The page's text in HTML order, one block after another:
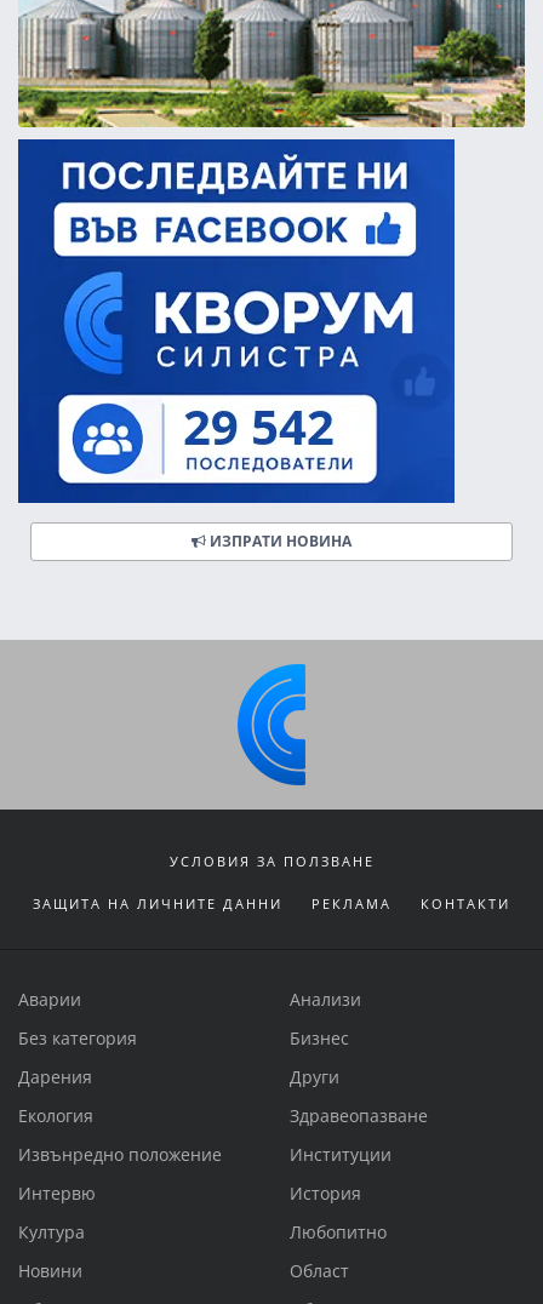
ИЗПРАТИ НОВИНА
УСЛОВИЯ ЗА ПОЛЗВАНЕ
ЗАЩИТА НА ЛИЧНИТЕ ДАННИ РЕКЛАМА КОНТАКТИ
Аварии
Анализи
Без категория
Бизнес
Дарения
Други
Екология
Здравеопазване
Извънредно положение
Институции
Интервю
История
Култура
Любопитно
Новини
Област